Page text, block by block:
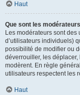
Haut
Que sont les
Les modérateurs sont
d’utilisateurs individuels)
possibilité de modifier ou
déverrouiller, les
modèrent. En règle
utilisateurs respectent les
Haut